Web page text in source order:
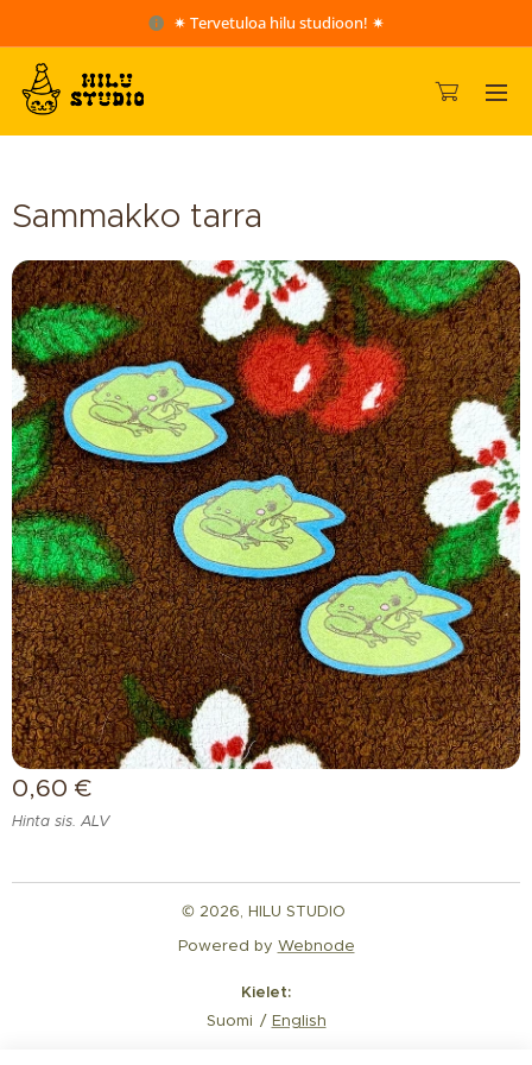
✷ Tervetuloa hilu studioon! ✷
Sammakko tarra
0,60 €
Hinta sis. ALV
© 2026, HILU STUDIO
Powered by Webnode
Kielet
Suomi
English